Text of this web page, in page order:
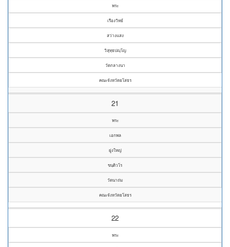
พระ
เรืองวิทย์
สว่างแสง
วิสุทฺธปญฺโญ
วัดกลางนา
คณะจังหวัดยโสธร
21
พระ
เอกพล
ฝูงใหญ่
ขนฺติวโร
วัดนาถ่ม
คณะจังหวัดยโสธร
22
พระ